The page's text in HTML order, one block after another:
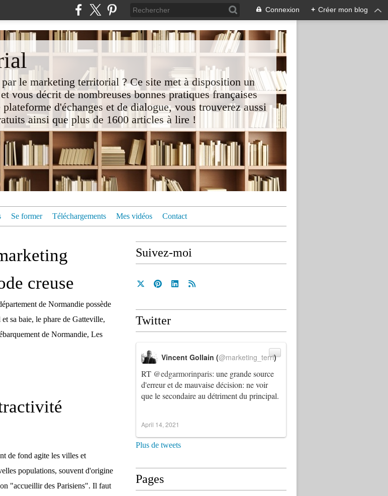
Connexion + Créer mon blog
le marketing territorial ? Ce site met à disposition un
vous décrit de nombreuses bonnes pratiques françaises
d'échanges et de dialogue, vous trouverez aussi
ainsi que plus de 1600 articles à lire !
Se former Téléchargements Mes vidéos Contact
creuse
de Normandie possède
sa baie, le phare de Gatteville,
de Normandie, Les
de fond agite les villes et
populations, souvent d'origine
"accueillir des Parisiens". Il faut
Suivez-moi
Twitter
RT @edgarmorinparis: une grande source
d'erreur et de mauvaise décision: ne voir
que le secondaire au détriment du principal.
Vincent Gollain (@marketing_terri)
April 14, 2021
Plus de tweets
Pages